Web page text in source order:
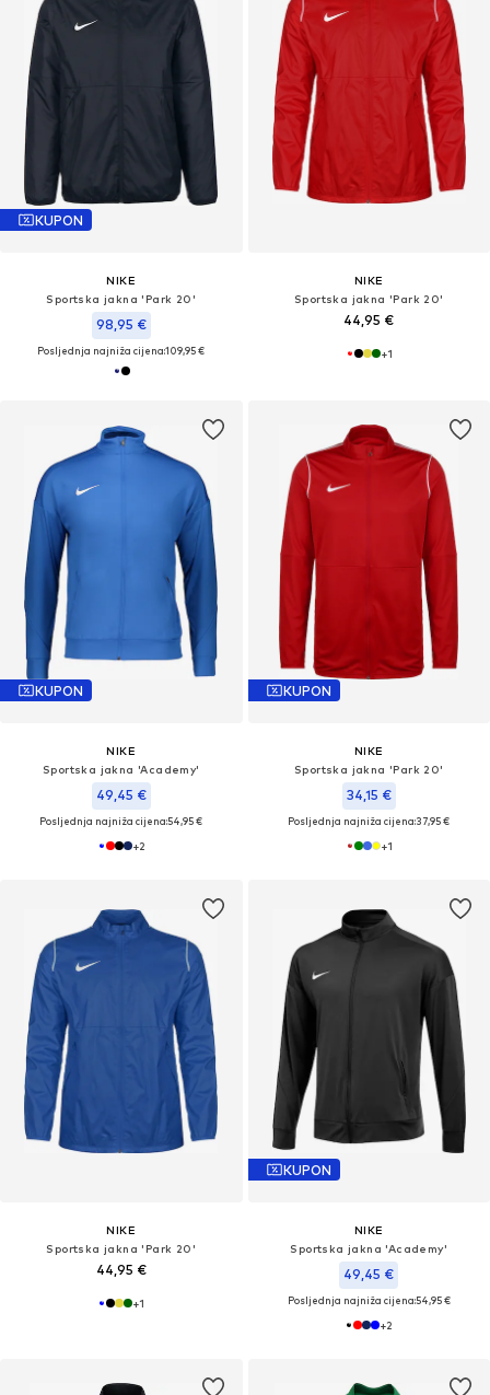
KUPON
NIKE
Sportska jakna 'Park 20'
98,95 €
Posljednja najniža cijena:109,95 €
NIKE
Sportska jakna 'Park 20'
44,95 €
+1
KUPON
NIKE
Sportska jakna 'Academy'
49,45 €
Posljednja najniža cijena:54,95 €
+2
KUPON
NIKE
Sportska jakna 'Park 20'
34,15 €
Posljednja najniža cijena:37,95 €
+1
NIKE
Sportska jakna 'Park 20'
44,95 €
+1
KUPON
NIKE
Sportska jakna 'Academy'
49,45 €
Posljednja najniža cijena:54,95 €
+2